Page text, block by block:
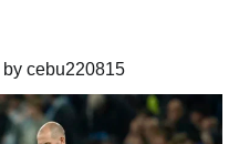
by cebu220815